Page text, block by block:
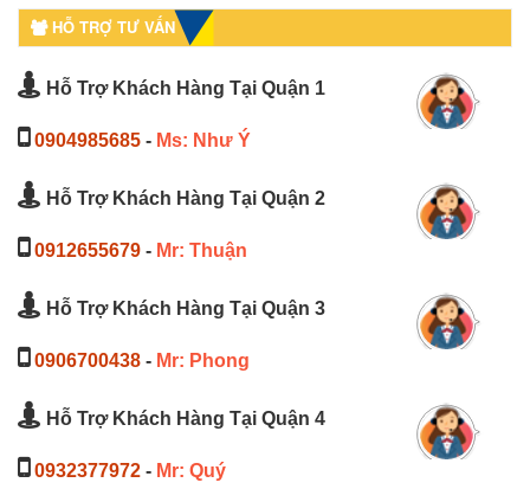
HỖ TRỢ TƯ VẤN
Hỗ Trợ Khách Hàng Tại Quận 1
0904985685 - Ms: Như Ý
Hỗ Trợ Khách Hàng Tại Quận 2
0912655679 - Mr: Thuận
Hỗ Trợ Khách Hàng Tại Quận 3
0906700438 - Mr: Phong
Hỗ Trợ Khách Hàng Tại Quận 4
0932377972 - Mr: Quý